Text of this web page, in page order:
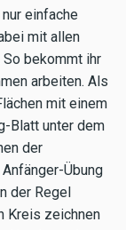
einfache
mit allen
bekommt ihr
arbeiten. Als
mit einem
Blatt unter dem
der
Übung
der Regel
Kreis zeichnen